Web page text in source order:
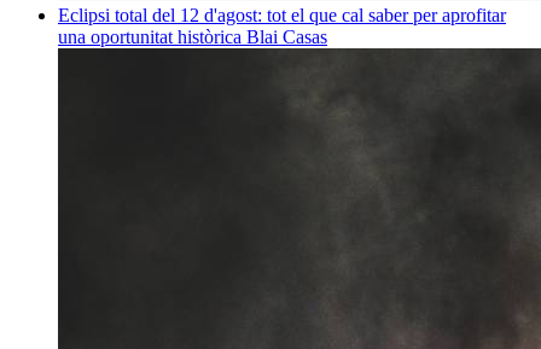
Eclipsi total del 12 d'agost: tot el que cal saber per aprofitar
una oportunitat històrica Blai Casas